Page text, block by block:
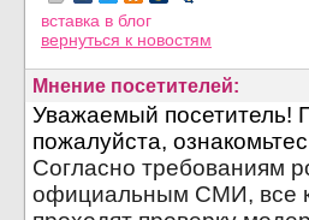
вставка в блог
вернуться к новостям
Мнение посетителей: